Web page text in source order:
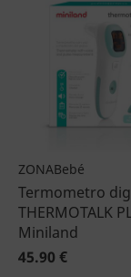
ZONABebé
Termometro
THERMOTALK
Miniland
45.90 €